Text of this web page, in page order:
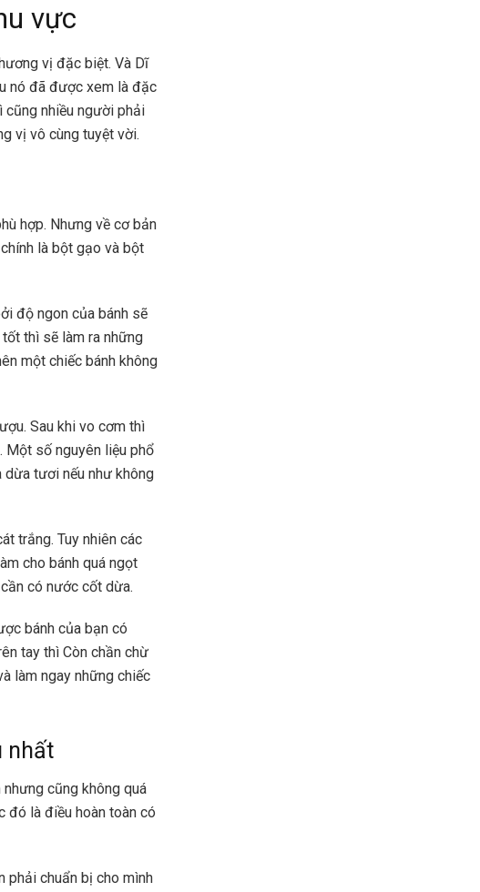
vực
vị đặc biệt. Và Dĩ
nó đã được xem là đặc
cũng nhiều người phải
vị vô cùng tuyệt vời.
hợp. Nhưng về cơ bản
là bột gạo và bột
độ ngon của bánh sẽ
thì sẽ làm ra những
một chiếc bánh không
Sau khi vo cơm thì
Một số nguyên liệu phổ
dừa tươi nếu như không
trắng. Tuy nhiên các
cho bánh quá ngọt
có nước cốt dừa.
bánh của bạn có
tay thì Còn chần chừ
làm ngay những chiếc
nhất
cũng không quá
đó là điều hoàn toàn có
phải chuẩn bị cho mình